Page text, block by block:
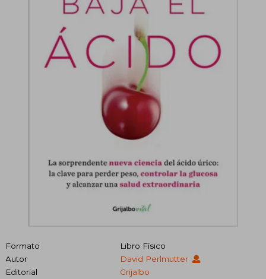
Formato
Libro Físico
Autor
David Perlmutter
Editorial
Grijalbo